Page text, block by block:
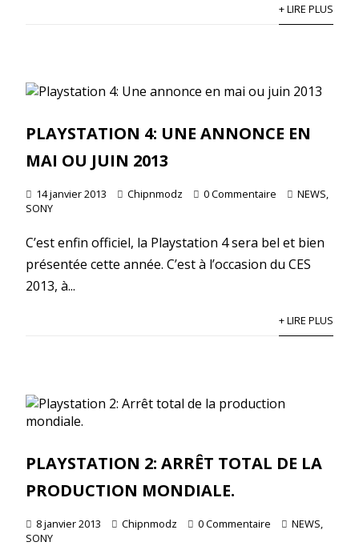
+ LIRE PLUS
PLAYSTATION 4: UNE ANNONCE EN
MAI OU JUIN 2013
14 janvier 2013 Chipnmodz 0 Commentaire NEWS,
SONY
C’est enfin officiel, la Playstation 4 sera bel et bien
présentée cette année. C’est à l’occasion du CES
2013, à...
+ LIRE PLUS
PLAYSTATION 2: ARRÊT TOTAL DE LA
PRODUCTION MONDIALE.
8 janvier 2013 Chipnmodz 0 Commentaire NEWS,
SONY